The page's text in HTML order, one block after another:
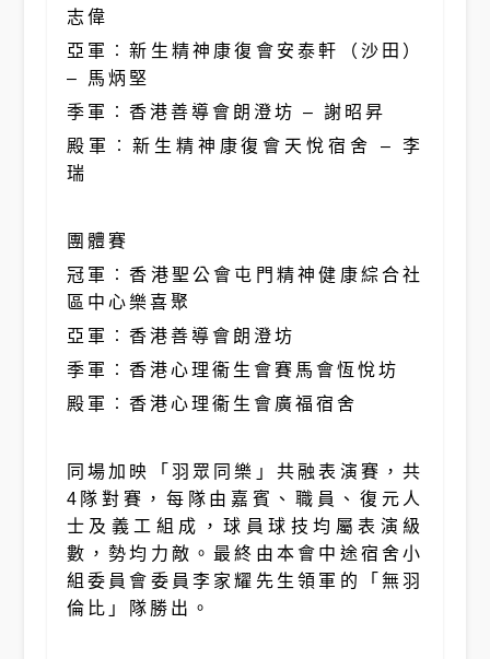
志偉
亞軍︰新生精神康復會安泰軒（沙田）
– 馬炳堅
季軍︰香港善導會朗澄坊 – 謝昭昇
殿軍︰新生精神康復會天悅宿舍 – 李
瑞
團體賽
冠軍︰香港聖公會屯門精神健康綜合社
區中心樂喜聚
亞軍︰香港善導會朗澄坊
季軍︰香港心理衞生會賽馬會恆悅坊
殿軍︰香港心理衞生會廣福宿舍
同場加映「羽眾同樂」共融表演賽，共
4隊對賽，每隊由嘉賓、職員、復元人
士及義工組成，球員球技均屬表演級
數，勢均力敵。最終由本會中途宿舍小
組委員會委員李家耀先生領軍的「無羽
倫比」隊勝出。